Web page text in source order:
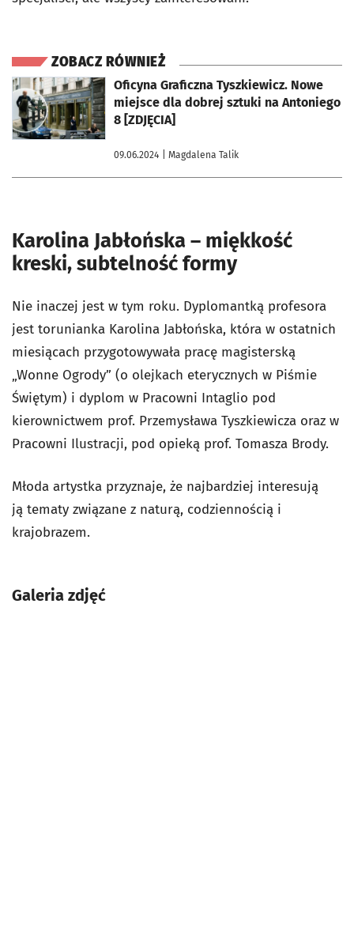
ZOBACZ RÓWNIEŻ
Oficyna Graficzna Tyszkiewicz. Nowe
miejsce dla dobrej sztuki na Antoniego
8 [ZDJĘCIA]
09.06.2024 | Magdalena Talik
otworzy się w nowej karcie
Karolina Jabłońska – miękkość
kreski, subtelność formy
Nie inaczej jest w tym roku. Dyplomantką profesora
jest torunianka Karolina Jabłońska, która w ostatnich
miesiącach przygotowywała pracę magisterską
„Wonne Ogrody” (o olejkach eterycznych w Piśmie
Świętym) i dyplom w Pracowni Intaglio pod
kierownictwem prof. Przemysława Tyszkiewicza oraz w
Pracowni Ilustracji, pod opieką prof. Tomasza Brody.
Młoda artystka przyznaje, że najbardziej interesują
ją tematy związane z naturą, codziennością i
krajobrazem.
Galeria zdjęć